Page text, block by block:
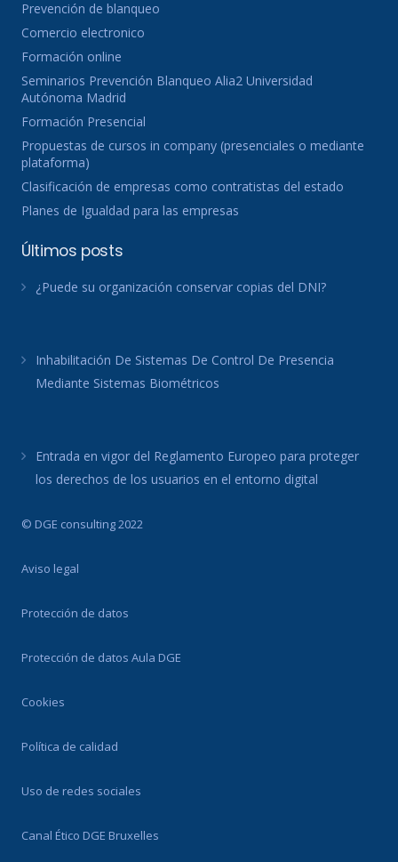
Prevención de blanqueo
Comercio electronico
Formación online
Seminarios Prevención Blanqueo Alia2 Universidad
Autónoma Madrid
Formación Presencial
Propuestas de cursos in company (presenciales o mediante
plataforma)
Clasificación de empresas como contratistas del estado
Planes de Igualdad para las empresas
Últimos posts
¿Puede su organización conservar copias del DNI?
Inhabilitación De Sistemas De Control De Presencia
Mediante Sistemas Biométricos
Entrada en vigor del Reglamento Europeo para proteger
los derechos de los usuarios en el entorno digital
© DGE consulting 2022
Aviso legal
Protección de datos
Protección de datos Aula DGE
Cookies
Política de calidad
Uso de redes sociales
Canal Ético DGE Bruxelles